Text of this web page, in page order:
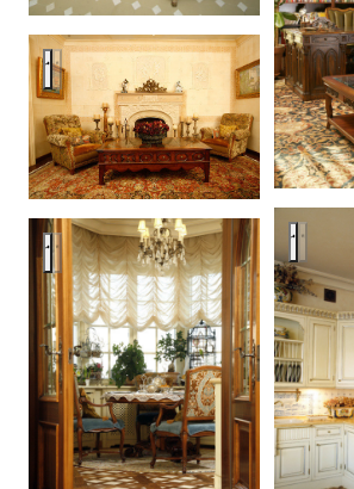
Apartment in Moscow Kseninsky
Apartment in Moscow Kseninsky